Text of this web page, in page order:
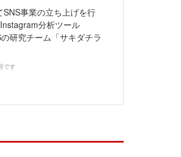
事業の立ち上げを行
分析ツール
研究チーム「サキダチラ
です